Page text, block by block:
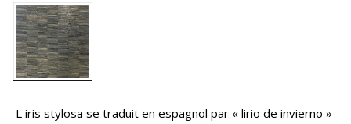
L iris stylosa se traduit en espagnol par « lirio de invierno »